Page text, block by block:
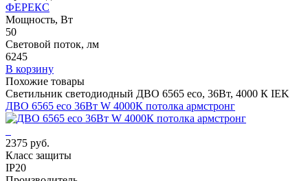
ФЕРЕКС
Мощность, Вт
50
Световой поток, лм
6245
В корзину
Похожие товары
Светильник светодиодный ДВО 6565 eco, 36Вт, 4000 К IEK
ДВО 6565 eco 36Вт W 4000К потолка армстронг
2375 руб.
Класс защиты
IP20